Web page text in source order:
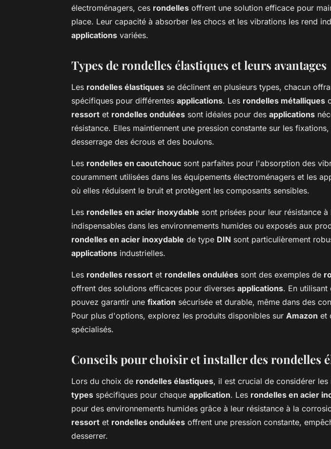
électroménagers, ces rondelles offrent une solution efficace pour
place. Leur capacité à absorber les chocs et les vibrations les rend
applications variées.
Types de rondelles élastiques et leurs avantages
Les rondelles élastiques se déclinent en plusieurs types, chacun
spécifiques pour différentes applications. Les rondelles métalliques
ressort et rondelles ondulées sont idéales pour des applications
résistance. Elles maintiennent une pression constante sur les
desserrage des écrous et des boulons.
Les rondelles en caoutchouc sont parfaites pour l'absorption des
couramment utilisées dans les équipements électroménagers et les
où elles réduisent le bruit et protègent les composants sensibles.
Les rondelles en acier inoxydable sont prisées pour leur résistance
indispensables dans les environnements humides ou exposés aux
rondelles en acier inoxydable de type DIN sont particulièrement
applications industrielles.
Les rondelles ressort et rondelles ondulées sont des exemples de
offrent des solutions efficaces pour diverses applications. En utilisant
pouvez garantir une fixation sécurisée et durable, même dans des
Pour plus d'options, explorez les produits disponibles sur Amazon et
spécialisés.
Conseils pour choisir et installer des rondelles
Lors du choix de rondelles élastiques, il est crucial de considérer les
types spécifiques pour chaque application. Les rondelles en acier
pour des environnements humides grâce à leur résistance à la
ressort et rondelles ondulées offrent une pression constante,
desserrer.